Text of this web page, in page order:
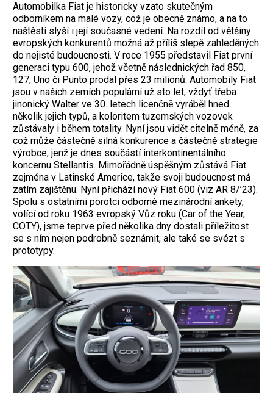
Automobilka Fiat je historicky vzato skutečným
odborníkem na malé vozy, což je obecně známo, a na to
naštěstí slyší i její současné vedení. Na rozdíl od většiny
evropských konkurentů možná až příliš slepě zahleděných
do nejisté budoucnosti. V roce 1955 představil Fiat první
generaci typu 600, jehož včetně následnických řad 850,
127, Uno či Punto prodal přes 23 milionů. Automobily Fiat
jsou v našich zemích populární už sto let, vždyť třeba
jinonický Walter ve 30. letech licenčně vyráběl hned
několik jejich typů, a koloritem tuzemských vozovek
zůstávaly i během totality. Nyní jsou vidět citelně méně, za
což může částečně silná konkurence a částečně strategie
výrobce, jenž je dnes součástí interkontinentálního
koncernu Stellantis. Mimořádně úspěšným zůstává Fiat
zejména v Latinské Americe, takže svoji budoucnost má
zatím zajištěnu. Nyní přichází nový Fiat 600 (viz AR 8/’23).
Spolu s ostatními porotci odborné mezinárodní ankety,
volící od roku 1963 evropský Vůz roku (Car of the Year,
COTY), jsme teprve před několika dny dostali příležitost
se s ním nejen podrobně seznámit, ale také se svézt s
prototypy.